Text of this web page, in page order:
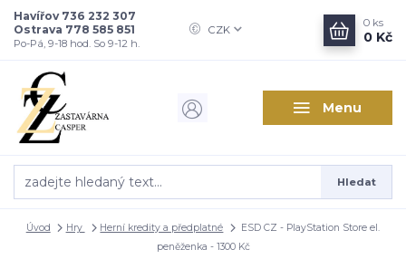
Menu
CZK
Hledat
Havířov 736 232 307
Ostrava 778 585 851
Po-Pá, 9-18 hod. So 9-12 h.
0 ks
0 Kč
Úvod Hry Herní kredity a předplatné
ESD CZ - PlayStation Store el.
peněženka - 1300 Kč